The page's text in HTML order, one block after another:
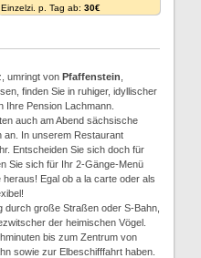
Einzelzi. p. Tag ab: 30€
umringt von Pfaffenstein
finden Sie in ruhiger, idyllischer
Ihre Pension Lachmann.
auch am Abend sächsische
In unserem Restaurant
Entscheiden Sie sich doch für
Sie sich für Ihr 2-Gänge-Menü
Egal ob a la carte oder als
durch große Straßen oder S-Bahn,
der heimischen Vögel.
bis zum Zentrum von
sowie zur Elbeschifffahrt haben.